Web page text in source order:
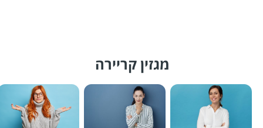
מגזין קריירה